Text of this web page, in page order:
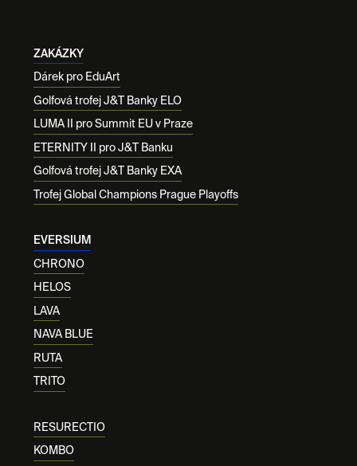
ZAKÁZKY
Dárek pro EduArt
Golfová trofej J&T Banky ELO
LUMA II pro Summit EU v Praze
ETERNITY II pro J&T Banku
Golfová trofej J&T Banky EXA
Trofej Global Champions Prague Playoffs
EVERSIUM
CHRONO
HELOS
LAVA
NAVA BLUE
RUTA
TRITO
RESURECTIO
KOMBO